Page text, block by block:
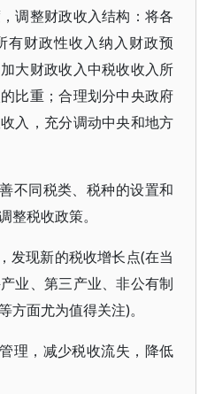
调整财政收入结构：将各
有财政性收入纳入财政预
大财政收入中税收收入所
比重；合理划分中央政府
入，充分调动中央和地方
不同税类、税种的设置和
整税收政策。
发现新的税收增长点(在当
业、第三产业、非公有制
方面尤为值得关注)。
理，减少税收流失，降低